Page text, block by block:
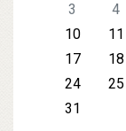
3
4
10
11
17
18
24
25
31